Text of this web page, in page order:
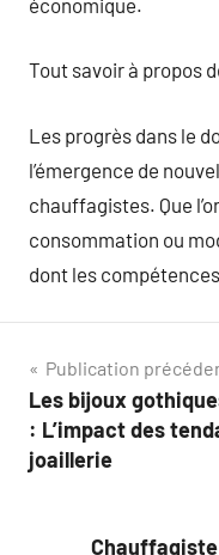
Tout savoir à propos
Les progrès dans le
l’émergence de
chauffagistes. Que
consommation ou
dont les
Navigation
de
l’article
Publication
Les bijoux
: L’impact des
joaillerie